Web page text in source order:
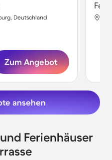
Deutschland
Zum Angebot
ansehen
Ferienhäuser